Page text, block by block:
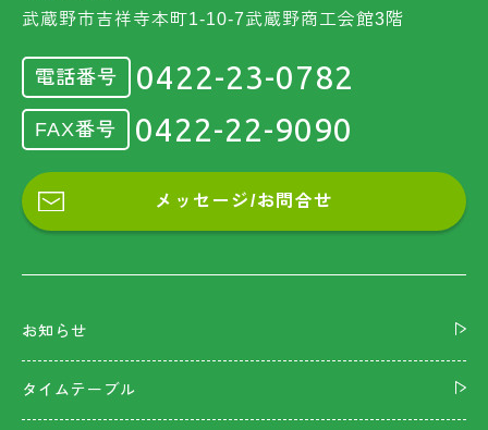
武蔵野市吉祥寺本町1-10-7武蔵野商工会館3階
電話番号 0422-23-0782
FAX番号 0422-22-9090
メッセージ/お問合せ
お知らせ
タイムテーブル